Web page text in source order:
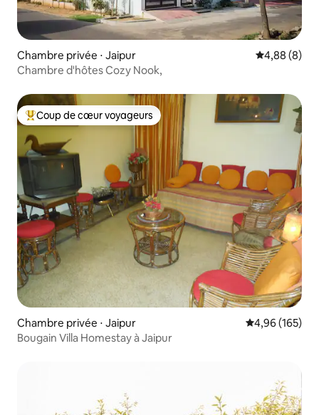
Chambre privée ⋅ Jaipur Évaluation
4,88 (8)
Chambre d'hôtes Cozy Nook,
Coups de cœur voyageurs les plus appréciés
Coup de cœur voyageurs
Chambre privée ⋅ Jaipur Évaluation
4,96 (165)
Bougain Villa Homestay à Jaipur